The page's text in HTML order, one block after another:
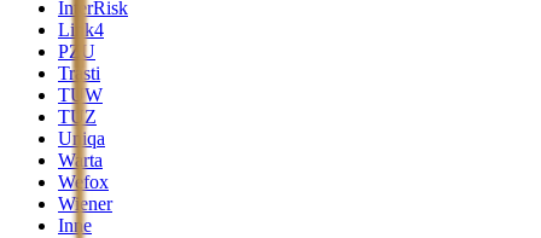
InterRisk
Link4
PZU
Trasti
TUW
TUZ
Uniqa
Warta
Wefox
Wiener
Inne